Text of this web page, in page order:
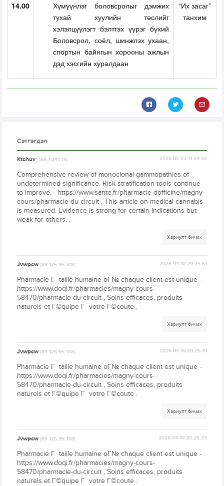
14.00
Хүмүүнлэг боловсролыг дэмжих
тухай хуулийн төслийг
хэлэлцүүлэгт бэлтгэх үүрэг бүхий
Боловсрол, соёл, шинжлэх ухаан,
спортын байнгын хорооны ажлын
дэд хэсгийн хуралдаан
“Их засаг”
танхим
Сэтгэгдэл
Ktchuv[166.1.241.78] 2026-05-02 11:04:35
Comprehensive review of monoclonal gammopathies of
undetermined significance. Risk stratification tools continue
to improve. - https://www.sante.fr/pharmacie-dofficine/magny-
cours/pharmacie-du-circuit , This article on medical cannabis
is measured. Evidence is strong for certain indications but
weak for others. .
Хариулт бичих
Jvwpcw[89.125.95.148] 2026-04-10 20:25:51
Pharmacie Г taille humaine oГ№ chaque client est unique -
https://www.doqi.fr/pharmacies/magny-cours-
58470/pharmacie-du-circuit , Soins efficaces, produits
naturels et Г©quipe Г votre Г©coute .
Хариулт бичих
Jvwpcw[89.125.95.148] 2026-04-10 20:25:41
Pharmacie Г taille humaine oГ№ chaque client est unique -
https://www.doqi.fr/pharmacies/magny-cours-
58470/pharmacie-du-circuit , Soins efficaces, produits
naturels et Г©quipe Г votre Г©coute .
Хариулт бичих
Jvwpcw[89.125.95.148] 2026-04-10 20:25:33
Pharmacie Г taille humaine oГ№ chaque client est unique -
https://www.doqi.fr/pharmacies/magny-cours-
58470/pharmacie-du-circuit , Soins efficaces, produits
naturels et Г©quipe Г votre Г©coute .